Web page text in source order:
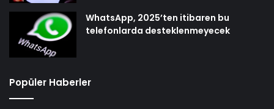
WhatsApp, 2025’ten itibaren bu
telefonlarda desteklenmeyecek
Popüler Haberler